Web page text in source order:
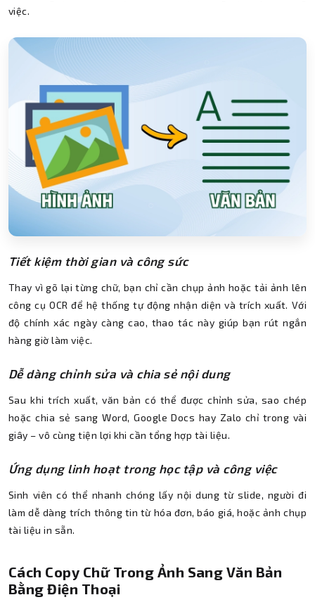
việc.
Tiết kiệm thời gian và công sức
Thay vì gõ lại từng chữ, bạn chỉ cần chụp ảnh hoặc tải ảnh lên
công cụ OCR để hệ thống tự động nhận diện và trích xuất. Với
độ chính xác ngày càng cao, thao tác này giúp bạn rút ngắn
hàng giờ làm việc.
Dễ dàng chỉnh sửa và chia sẻ nội dung
Sau khi trích xuất, văn bản có thể được chỉnh sửa, sao chép
hoặc chia sẻ sang Word, Google Docs hay Zalo chỉ trong vài
giây – vô cùng tiện lợi khi cần tổng hợp tài liệu.
Ứng dụng linh hoạt trong học tập và công việc
Sinh viên có thể nhanh chóng lấy nội dung từ slide, người đi
làm dễ dàng trích thông tin từ hóa đơn, báo giá, hoặc ảnh chụp
tài liệu in sẵn.
Cách Copy Chữ Trong Ảnh Sang Văn Bản
Bằng Điện Thoại